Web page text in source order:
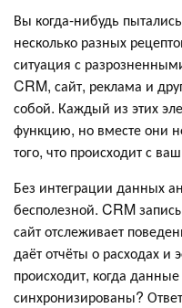
Вы когда-нибудь
несколько разных
ситуация с
CRM, сайт, реклама и
собой. Каждый из этих
функцию, но вместе они
того, что происходит с
Без интеграции данных
бесполезной. CRM
сайт отслеживает
даёт отчёты о расходах и
происходит, когда
синхронизированы?